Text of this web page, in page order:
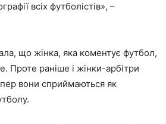
всіх футболістів», –
що жінка, яка коментує футбол,
раніше і жінки-арбітри
вони сприймаються як